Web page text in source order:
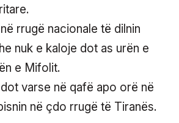
rrugë nacionale të dilnin
nuk e kaloje dot as urën e
e Mifolit.
varse në qafë apo orë në
në çdo rrugë të Tiranës.